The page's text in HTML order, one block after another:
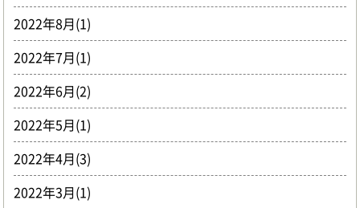
2022年8月(1)
2022年7月(1)
2022年6月(2)
2022年5月(1)
2022年4月(3)
2022年3月(1)